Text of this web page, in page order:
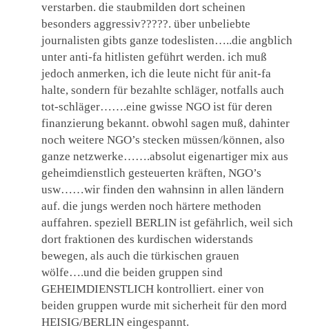
verstarben. die staubmilden dort scheinen
besonders aggressiv?????. über unbeliebte
journalisten gibts ganze todeslisten…..die angblich
unter anti-fa hitlisten geführt werden. ich muß
jedoch anmerken, ich die leute nicht für anit-fa
halte, sondern für bezahlte schläger, notfalls auch
tot-schläger…….eine gwisse NGO ist für deren
finanzierung bekannt. obwohl sagen muß, dahinter
noch weitere NGO’s stecken müssen/können, also
ganze netzwerke…….absolut eigenartiger mix aus
geheimdienstlich gesteuerten kräften, NGO’s
usw……wir finden den wahnsinn in allen ländern
auf. die jungs werden noch härtere methoden
auffahren. speziell BERLIN ist gefährlich, weil sich
dort fraktionen des kurdischen widerstands
bewegen, als auch die türkischen grauen
wölfe….und die beiden gruppen sind
GEHEIMDIENSTLICH kontrolliert. einer von
beiden gruppen wurde mit sicherheit für den mord
HEISIG/BERLIN eingespannt.